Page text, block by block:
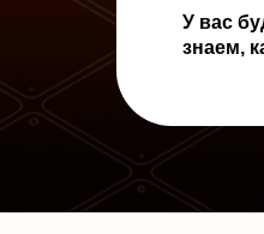
У вас
знаем,